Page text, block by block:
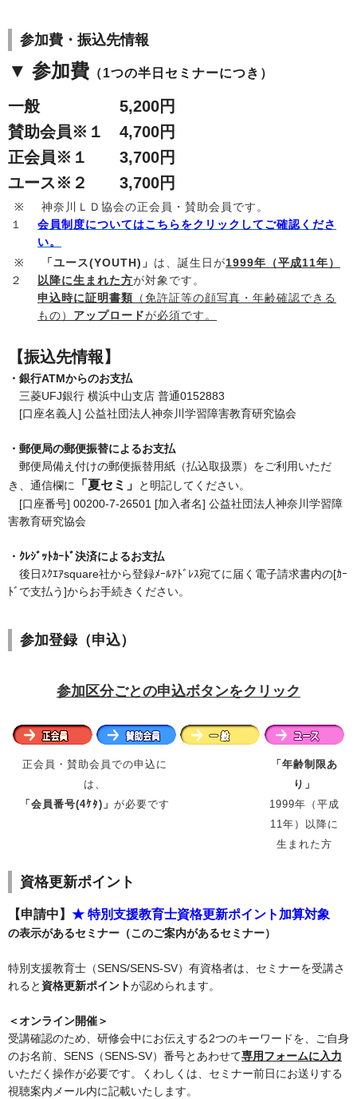
参加費・振込先情報
▼ 参加費 （1つの半日セミナーにつき）
一般 5,200円
賛助会員※１ 4,700円
正会員※１ 3,700円
ユース※２ 3,700円
※
１
神奈川ＬＤ協会の正会員・賛助会員です。
会員制度についてはこちらをクリックしてご確認くださ
い。
※
２
「ユース(YOUTH)」 は、誕生日が1999年（平成11年）
以降に生まれた方が対象です。
申込時に証明書類 （免許証等の顔写真・年齢確認できる
もの） アップロードが必須です。
【振込先情報】
・銀行ATMからのお支払
三菱UFJ銀行 横浜中山支店 普通0152883
[口座名義人] 公益社団法人神奈川学習障害教育研究協会
・郵便局の郵便振替によるお支払
郵便局備え付けの郵便振替用紙（払込取扱票）をご利用いただ
き、通信欄に 「夏セミ」
と明記してください。
[口座番号] 00200-7-26501 [加入者名] 公益社団法人神奈川学習障
害教育研究協会
・ｸﾚｼﾞｯﾄｶｰﾄﾞ決済によるお支払
後日ｽｸｴｱsquare社から登録ﾒｰﾙｱﾄﾞﾚｽ宛てに届く電子請求書内の[ｶｰ
ﾄﾞで支払う]からお手続きください。
参加登録（申込）
参加区分ごとの申込ボタンをクリック
正会員・賛助会員での申込に
は、
「会員番号(4ｹﾀ)」 が必要です
「年齢制限あ
り」
1999年（平成
11年）以降に
生まれた方
資格更新ポイント
【申請中】 ★ 特別支援教育士資格更新ポイント加算対象
の表示があるセミナー（このご案内があるセミナー）
特別支援教育士（SENS/SENS-SV）有資格者は、セミナーを受講さ
れると 資格更新ポイントが認められます。
＜オンライン開催＞
受講確認のため、研修会中にお伝えする2つのキーワードを、ご自身
のお名前、SENS（SENS-SV）番号とあわせて専用フォームに入力
いただく操作が必要です。くわしくは、セミナー前日にお送りする
視聴案内メール内に記載いたします。